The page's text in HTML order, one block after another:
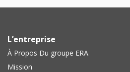
L’entreprise
À Propos Du groupe ERA
Mission